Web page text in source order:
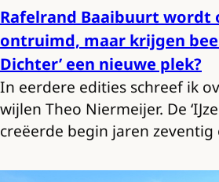
Rafelrand Baaibuurt wordt
ontruimd, maar krijgen
Dichter’ een nieuwe plek?
In eerdere edities schreef ik
wijlen Theo Niermeijer. De
creëerde begin jaren